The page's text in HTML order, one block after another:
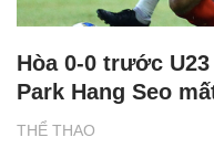
THỂ THAO
Hòa 0-0 trước
Park Hang Seo